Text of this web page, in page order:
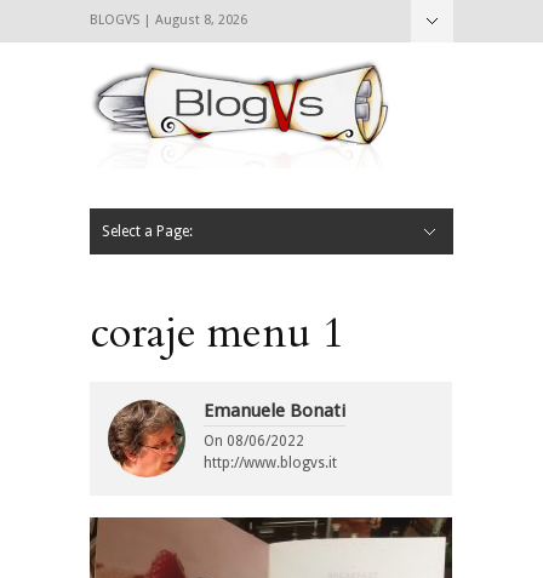
BLOGVS | August 8, 2026
Select a Page:
coraje menu 1
Emanuele Bonati
On 08/06/2022
http://www.blogvs.it